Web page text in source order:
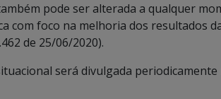
pode ser alterada a qualquer
com foco na melhoria dos resultados
de 25/06/2020).
será divulgada periodicamente